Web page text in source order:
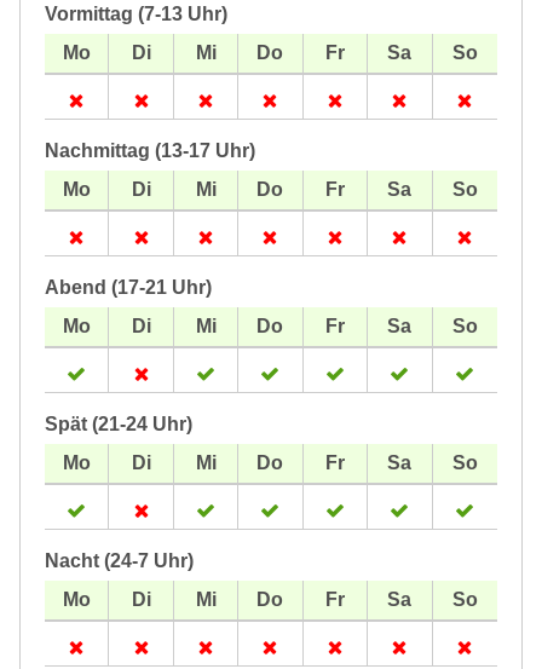
Vormittag (7-13 Uhr)
Nachmittag (13-17 Uhr)
Abend (17-21 Uhr)
Spät (21-24 Uhr)
Nacht (24-7 Uhr)